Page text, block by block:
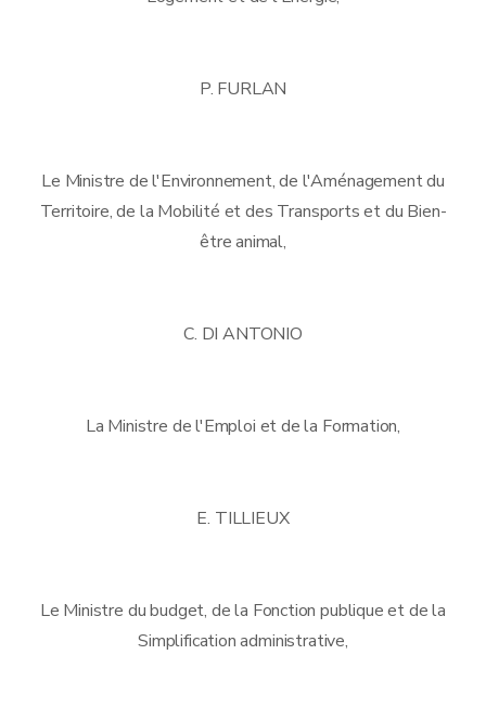
P. FURLAN
Le Ministre de l'Environnement, de l'Aménagement du
Territoire, de la Mobilité et des Transports et du Bien-
être animal,
C. DI ANTONIO
La Ministre de l'Emploi et de la Formation,
E. TILLIEUX
Le Ministre du budget, de la Fonction publique et de la
Simplification administrative,